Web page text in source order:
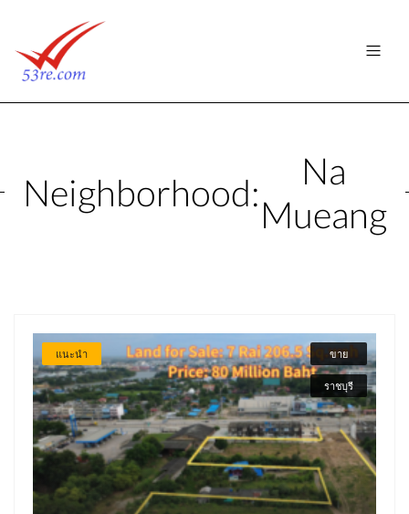
Neighborhood:
Na
Mueang
แนะนำ ขาย
ราชบุรี